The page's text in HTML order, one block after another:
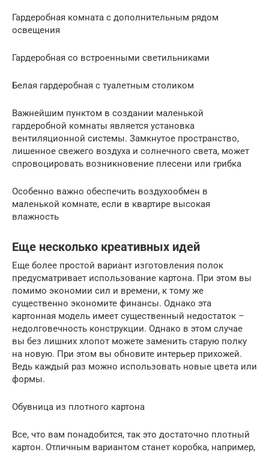
Гардеробная комната с дополнительным рядом
освещения
Гардеробная со встроенными светильниками
Белая гардеробная с туалетным столиком
Важнейшим пунктом в создании маленькой
гардеробной комнаты является установка
вентиляционной системы. Замкнутое пространство,
лишенное свежего воздуха и солнечного света, может
спровоцировать возникновение плесени или грибка
Особенно важно обеспечить воздухообмен в
маленькой комнате, если в квартире высокая
влажность
Еще несколько креативных идей
Еще более простой вариант изготовления полок
предусматривает использование картона. При этом вы
помимо экономии сил и времени, к тому же
существенно экономите финансы. Однако эта
картонная модель имеет существенный недостаток –
недолговечность конструкции. Однако в этом случае
вы без лишних хлопот можете заменить старую полку
на новую. При этом вы обновите интерьер прихожей.
Ведь каждый раз можно использовать новые цвета или
формы.
Обувница из плотного картона
Все, что вам понадобится, так это достаточно плотный
картон. Отличным вариантом станет коробка, например,